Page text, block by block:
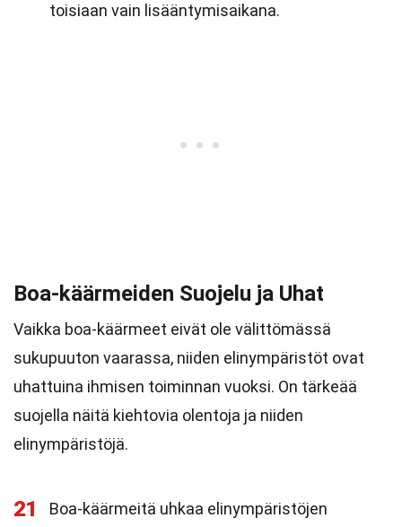
toisiaan vain lisääntymisaikana.
Boa-käärmeiden Suojelu ja Uhat
Vaikka boa-käärmeet eivät ole välittömässä
sukupuuton vaarassa, niiden elinympäristöt ovat
uhattuina ihmisen toiminnan vuoksi. On tärkeää
suojella näitä kiehtovia olentoja ja niiden
elinympäristöjä.
21
Boa-käärmeitä uhkaa elinympäristöjen